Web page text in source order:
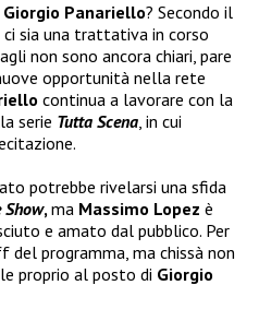
Giorgio Panariello? Secondo il
ci sia una trattativa in corso
non sono ancora chiari, pare
opportunità nella rete
continua a lavorare con la
serie Tutta Scena, in cui
potrebbe rivelarsi una sfida
Show,ma Massimo Lopez è
e amato dal pubblico. Per
programma, ma chissà non
proprio al posto di Giorgio